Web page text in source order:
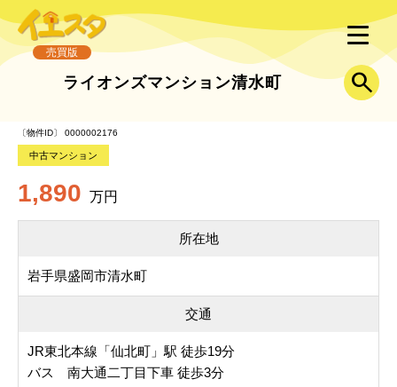
売買版
ライオンズマンション清水町
〔物件ID〕 0000002176
中古マンション
1,890 万円
所在地
岩手県盛岡市清水町
交通
JR東北本線「仙北町」駅 徒歩19分
バス 南大通二丁目下車 徒歩3分